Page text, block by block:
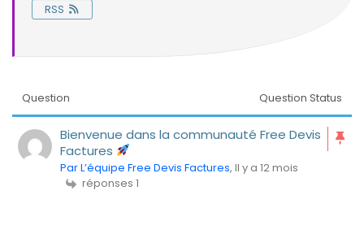
RSS
Question Question Status
Bienvenue dans la communauté Free Devis
Factures
Par L’équipe Free Devis Factures, Il y a 12 mois
réponses 1